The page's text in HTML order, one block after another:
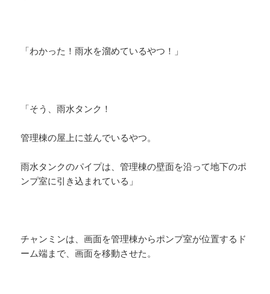
「わかった！雨水を溜めているやつ！」
「そう、雨水タンク！
管理棟の屋上に並んでいるやつ。
雨水タンクのパイプは、管理棟の壁面を沿って地下のポ
ンプ室に引き込まれている」
チャンミンは、画面を管理棟からポンプ室が位置するド
ーム端まで、画面を移動させた。